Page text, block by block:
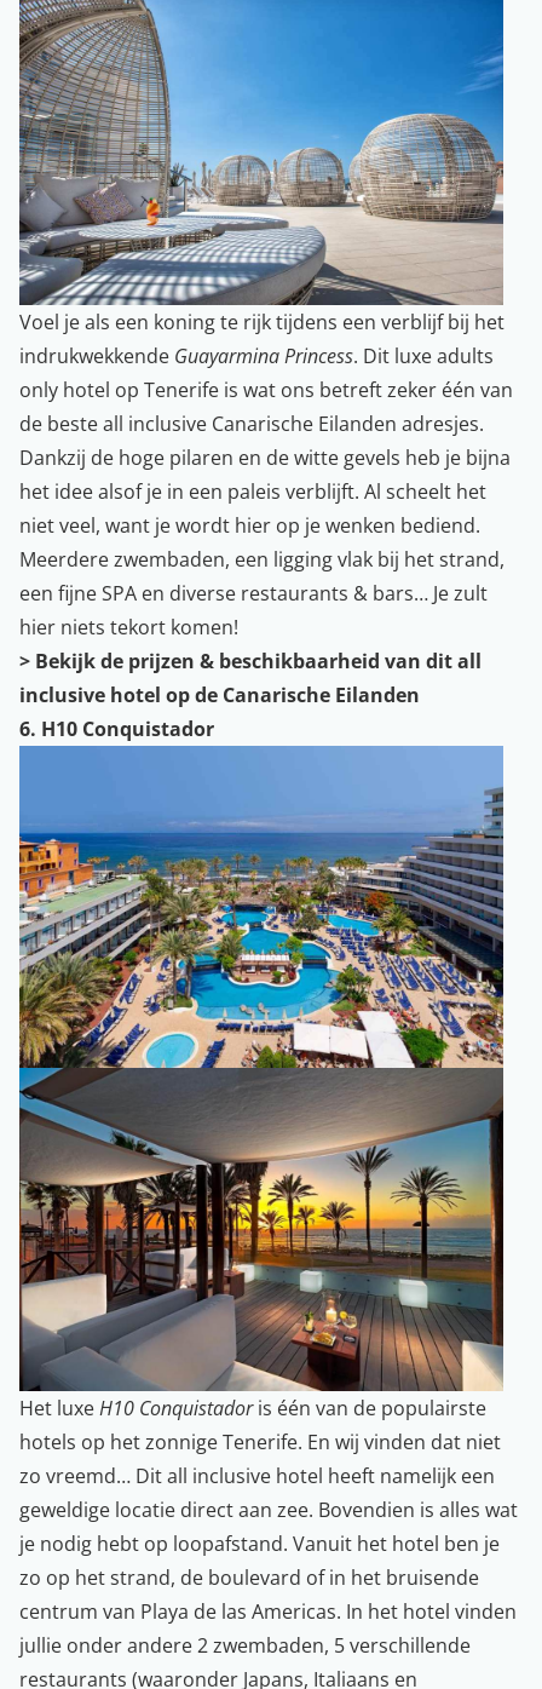
Voel je als een koning te rijk tijdens een verblijf bij het
indrukwekkende Guayarmina Princess. Dit luxe adults
only hotel op Tenerife is wat ons betreft zeker één van
de beste all inclusive Canarische Eilanden adresjes.
Dankzij de hoge pilaren en de witte gevels heb je bijna
het idee alsof je in een paleis verblijft. Al scheelt het
niet veel, want je wordt hier op je wenken bediend.
Meerdere zwembaden, een ligging vlak bij het strand,
een fijne SPA en diverse restaurants & bars… Je zult
hier niets tekort komen!
> Bekijk de prijzen & beschikbaarheid van dit all
inclusive hotel op de Canarische Eilanden
6. H10 Conquistador
Het luxeH10 Conquistadoris één van de populairste
hotels op het zonnige Tenerife. En wij vinden dat niet
zo vreemd… Dit all inclusive hotel heeft namelijk een
geweldige locatie direct aan zee. Bovendien is alles wat
je nodig hebt op loopafstand. Vanuit het hotel ben je
zo op het strand, de boulevard of in het bruisende
centrum van Playa de las Americas. In het hotel vinden
jullie onder andere 2 zwembaden, 5 verschillende
restaurants (waaronder Japans, Italiaans en